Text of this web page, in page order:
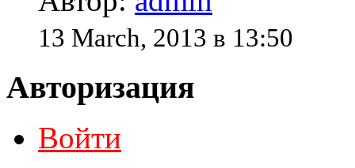
13 March, 2013 в 13:50
Авторизация
Войти